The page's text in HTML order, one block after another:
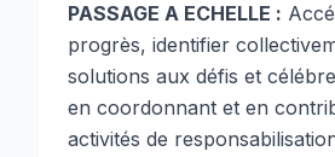
PASSAGE A ECHELLE :
progrès, identifier
solutions aux défis et
en coordonnant et en
activités de